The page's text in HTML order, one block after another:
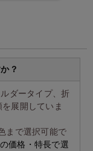
？
ダータイプ、折
展開していま
まで選択可能で
価格・特長で選